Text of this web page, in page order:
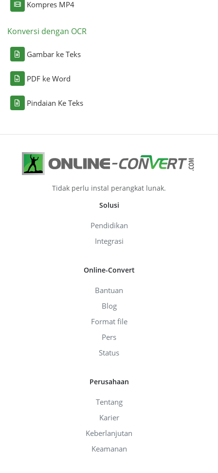
Kompres MP4
Konversi dengan OCR
Gambar ke Teks
PDF ke Word
Pindaian Ke Teks
Tidak perlu instal perangkat lunak.
Solusi
Pendidikan
Integrasi
Online-Convert
Bantuan
Blog
Format file
Pers
Status
Perusahaan
Tentang
Karier
Keberlanjutan
Keamanan